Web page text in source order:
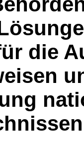
die